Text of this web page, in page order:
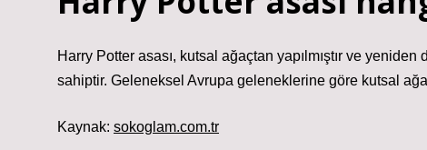
Harry Potter asası, kutsal ağaçtan yapılmıştır ve
sahiptir. Geleneksel Avrupa geleneklerine göre kutsal
Kaynak: sokoglam.com.tr